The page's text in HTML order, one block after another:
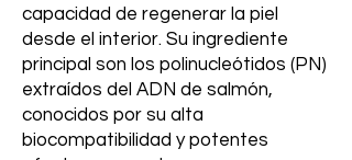
capacidad de regenerar la piel
desde el interior. Su ingrediente
principal son los polinucleótidos (PN)
extraídos del ADN de salmón,
conocidos por su alta
biocompatibilidad y potentes